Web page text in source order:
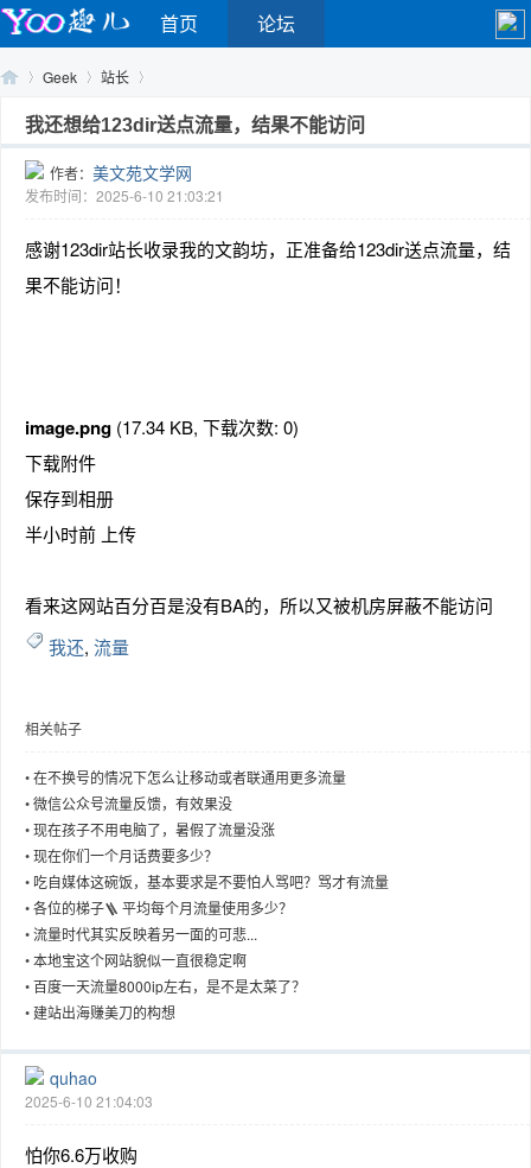
首页 论坛
Geek
›
站长
›
我还想给123dir送点流量，结果不能访问
作者： 美文苑文学网
发布时间：2025-6-10 21:03:21
感谢123dir站长收录我的文韵坊，正准备给123dir送点流量，结
果不能访问！
image.png (17.34 KB, 下载次数: 0)
下载附件
保存到相册
半小时前 上传
看来这网站百分百是没有BA的，所以又被机房屏蔽不能访问
我还, 流量
相关帖子
•在不换号的情况下怎么让移动或者联通用更多流量
•微信公众号流量反馈，有效果没
•现在孩子不用电脑了，暑假了流量没涨
•现在你们一个月话费要多少？
• 吃自媒体这碗饭，基本要求是不要怕人骂吧？骂才有流量
•各位的梯子🪜 平均每个月流量使用多少？
•流量时代其实反映着另一面的可悲...
•本地宝这个网站貌似一直很稳定啊
•百度一天流量8000ip左右，是不是太菜了？
•建站出海赚美刀的构想
quhao
2025-6-10 21:04:03
怕你6.6万收购